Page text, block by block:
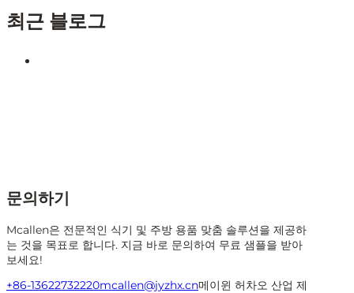
최근 블로그
문의하기
Mcallen은 전문적인 식기 및 주방 용품 맞춤 솔루션을 제공하
는 것을 목표로 합니다. 지금 바로 문의하여 무료 샘플을 받아
보세요!
+86-13622732220mcallen@jyzhx.cn메이윈 허차오 산업 제